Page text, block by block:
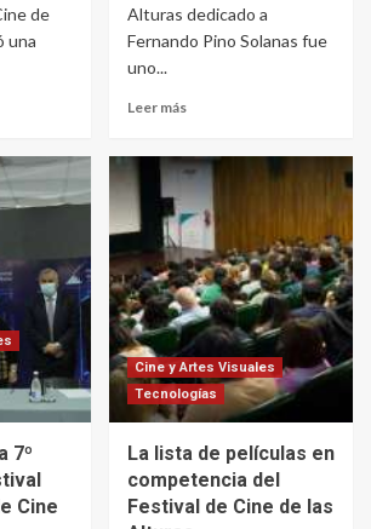
de
una
Alturas dedicado a
Fernando Pino Solanas fue
uno...
Leer más
7º
Cine
Cine y Artes Visuales
Tecnologías
La lista de películas en
competencia del
Festival de Cine de las